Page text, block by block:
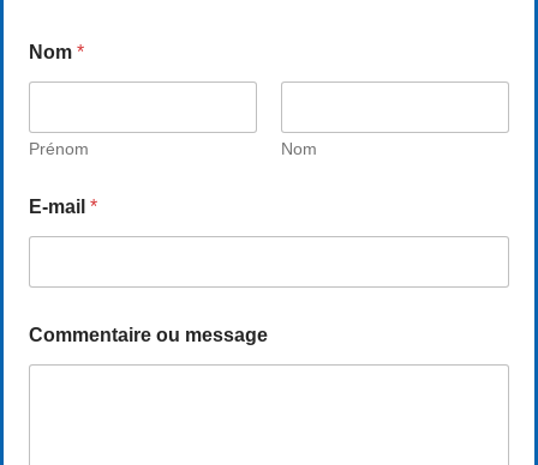
Nom *
Prénom Nom
E-mail *
Commentaire ou message